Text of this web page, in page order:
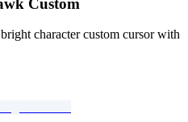
Custom
character custom cursor with